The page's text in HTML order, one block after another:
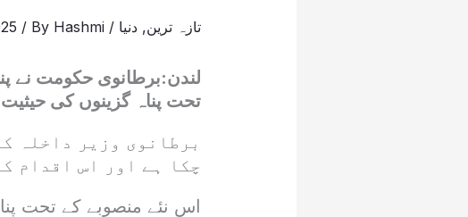
تازہ ترین, دنیا /
/ By Hashmi
لندن:برطانوی حکومت نے
تحت پناہ گزینوں کی
برطانوی وزیر داخلہ
چکا ہے اور اس اقدام